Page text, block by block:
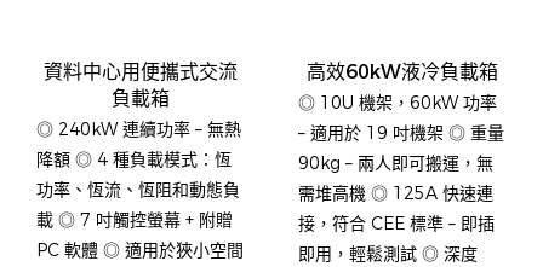
資料中心用便攜式交流
負載箱
◎ 240kW 連續功率 – 無熱
降額 ◎ 4 種負載模式：恆
功率、恆流、恆阻和動態負
載 ◎ 7 吋觸控螢幕 + 附贈
PC 軟體 ◎ 適用於狹小空間
高效60kW液冷負載箱
◎ 10U 機架，60kW 功率
– 適用於 19 吋機架 ◎ 重量
90kg – 兩人即可搬運，無
需堆高機 ◎ 125A 快速連
接，符合 CEE 標準 – 即插
即用，輕鬆測試 ◎ 深度